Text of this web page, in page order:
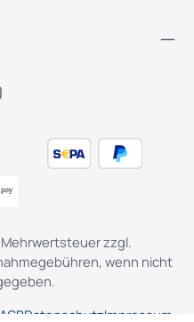
zzgl.
wenn nicht
DatenschutzImpressum